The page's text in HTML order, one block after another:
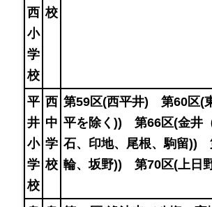
西
小
学
校
校
平
井
小
学
校
西
中
学
校
第59区(西平井) 第60区
平を除く)) 第66区(金井
石、印地、尾根、駒留))
輪、坂野)) 第70区(上日